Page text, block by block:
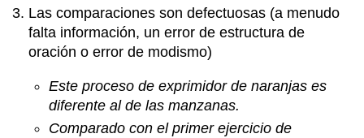
Las comparaciones son defectuosas (a menudo
falta información, un error de estructura de
oración o error de modismo)
Este proceso de exprimidor de naranjas es
diferente al de las manzanas.
Comparado con el primer ejercicio de